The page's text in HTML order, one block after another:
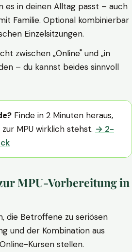
es in deinen Alltag passt – auch
Familie. Optional kombinierbar
Einzelsitzungen.
zwischen „Online" und „in
– du kannst beides sinnvoll
Finde in 2 Minuten heraus,
MPU wirklich stehst. → 2-
MPU-Vorbereitung in
die Betroffene zu seriösen
und der Kombination aus
Kursen stellen.